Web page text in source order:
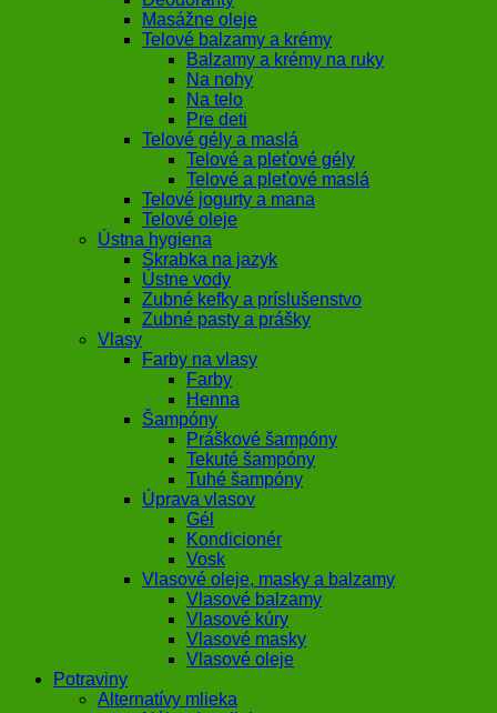
Masážne oleje
Telové balzamy a krémy
Balzamy a krémy na ruky
Na nohy
Na telo
Pre deti
Telové gély a maslá
Telové a pleťové gély
Telové a pleťové maslá
Telové jogurty a mana
Telové oleje
Ústna hygiena
Škrabka na jazyk
Ústne vody
Zubné kefky a príslušenstvo
Zubné pasty a prášky
Vlasy
Farby na vlasy
Farby
Henna
Šampóny
Práškové šampóny
Tekuté šampóny
Tuhé šampóny
Úprava vlasov
Gél
Kondicionér
Vosk
Vlasové oleje, masky a balzamy
Vlasové balzamy
Vlasové kúry
Vlasové masky
Vlasové oleje
Potraviny
Alternatívy mlieka